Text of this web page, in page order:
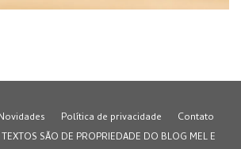
Política de privacidade
Contato
SÃO DE PROPRIEDADE DO BLOG MEL E